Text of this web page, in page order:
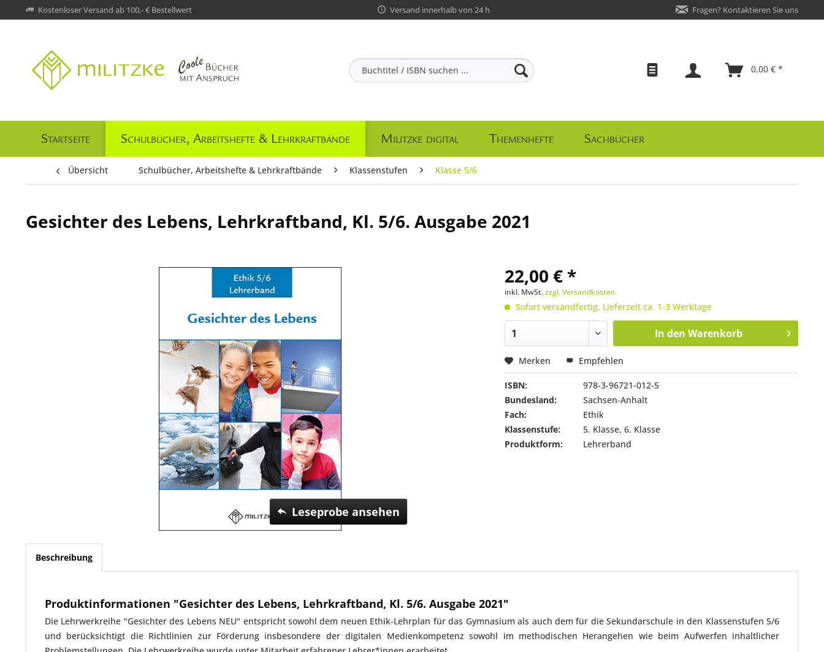
Kostenloser Versand ab 100,- € Bestellwert Versand innerhalb von 24 h Fragen? Kontaktieren Sie uns
0,00 € *
Startseite Schulbücher, Arbeitshefte & Lehrkraftbände Militzke digital Themenhefte Sachbücher
Übersicht Schulbücher, Arbeitshefte & Lehrkraftbände Klassenstufen Klasse 5/6
Gesichter des Lebens, Lehrkraftband, Kl. 5/6. Ausgabe 2021
Leseprobe ansehen
22,00 € *
inkl. MwSt.zzgl. Versandkosten
Sofort versandfertig, Lieferzeit ca. 1-3 Werktage
In den Warenkorb
Merken Empfehlen
ISBN:
978-3-96721-012-5
Bundesland:
Sachsen-Anhalt
Fach:
Ethik
Klassenstufe:
5. Klasse, 6. Klasse
Produktform:
Lehrerband
Beschreibung
Produktinformationen "Gesichter des Lebens, Lehrkraftband, Kl. 5/6. Ausgabe 2021"
Die Lehrwerkreihe "Gesichter des Lebens NEU" entspricht sowohl dem neuen Ethik-Lehrplan für das Gymnasium als auch dem für die Sekundarschule in den Klassenstufen 5/6
und berücksichtigt die Richtlinien zur Förderung insbesondere der digitalen Medienkompetenz sowohl im methodischen Herangehen wie beim Aufwerfen inhaltlicher